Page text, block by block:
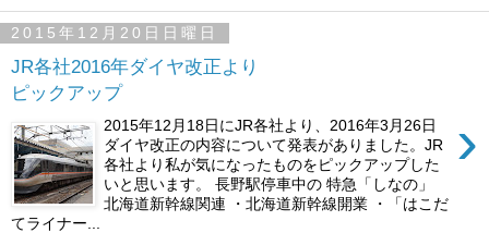
2015年12月20日日曜日
JR各社2016年ダイヤ改正より
ピックアップ
›
2015年12月18日にJR各社より、2016年3月26日
ダイヤ改正の内容について発表がありました。JR
各社より私が気になったものをピックアップした
いと思います。 長野駅停車中の 特急「しなの」
北海道新幹線関連 ・北海道新幹線開業 ・「はこだ
てライナー...